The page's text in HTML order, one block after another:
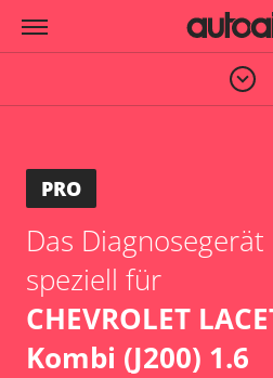
PRO
Das Diagnosegerät
speziell für
CHEVROLET
Kombi (J200) 1.6